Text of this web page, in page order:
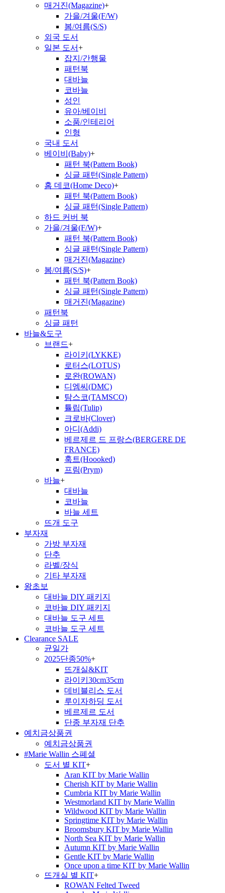
매거진(Magazine)+
가을/겨울(F/W)
봄/여름(S/S)
외국 도서
일본 도서+
잡지/간행물
패턴북
대바늘
코바늘
성인
유아/베이비
소품/인테리어
인형
국내 도서
베이비(Baby)+
패턴 북(Pattern Book)
싱글 패턴(Single Pattern)
홈 데코(Home Deco)+
패턴 북(Pattern Book)
싱글 패턴(Single Pattern)
하드 커버 북
가을/겨울(F/W)+
패턴 북(Pattern Book)
싱글 패턴(Single Pattern)
매거진(Magazine)
봄/여름(S/S)+
패턴 북(Pattern Book)
싱글 패턴(Single Pattern)
매거진(Magazine)
패턴북
싱글 패턴
바늘&도구
브랜드+
라이키(LYKKE)
로터스(LOTUS)
로완(ROWAN)
디엠씨(DMC)
탐스코(TAMSCO)
튤립(Tulip)
크로바(Clover)
아디(Addi)
베르제르 드 프랑스(BERGERE DE
FRANCE)
훅트(Hoooked)
프림(Prym)
바늘+
대바늘
코바늘
바늘 세트
뜨개 도구
부자재
가방 부자재
단추
라벨/장식
기타 부자재
왕초보
대바늘 DIY 패키지
코바늘 DIY 패키지
대바늘 도구 세트
코바늘 도구 세트
Clearance SALE
균일가
2025단종50%+
뜨개실&KIT
라이키30cm35cm
데비블리스 도서
루이자하딩 도서
베르제르 도서
단종 부자재 단추
예치금상품권
예치금상품권
#Marie Wallin 스폐셜
도서 별 KIT+
Aran KIT by Marie Wallin
Cherish KIT by Marie Wallin
Cumbria KIT by Marie Wallin
Westmorland KIT by Marie Wallin
Wildwood KIT by Marie Wallin
Springtime KIT by Marie Wallin
Broomsbury KIT by Marie Wallin
North Sea KIT by Marie Wallin
Autumn KIT by Marie Wallin
Gentle KIT by Marie Wallin
Once upon a time KIT by Marie Wallin
뜨개실 별 KIT+
ROWAN Felted Tweed